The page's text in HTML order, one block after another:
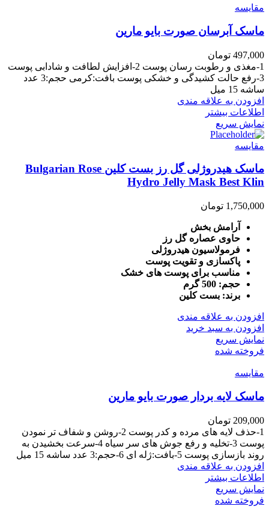
مقايسه
ماسک آبرسان صورت بایو مارین
497,000 تومان
1-مغذی و رطوبت رسان پوست 2-افزایش لطافت و شادابی پوست
3-رفع حالت کشیدگی و خشکی پوست بافت:کرمی حجم:3 عدد
ساشه 15 میل
افزودن به علاقه مندی
اطلاعات بیشتر
نمایش سریع
مقايسه
ماسک هیدروژلی گل رز بست کلین Bulgarian Rose
Hydro Jelly Mask Best Klin
1,750,000 تومان
آرامش بخش
حاوی عصاره گل رز
فرمولاسیون هیدروژلی
پاکسازی و تقویت پوست
مناسب برای پوست های خشک
حجم: 500 گرم
برند: بست کلین
افزودن به علاقه مندی
افزودن به سبد خرید
نمایش سریع
فروخته شده
مقايسه
ماسک لایه بردار صورت بایو مارین
209,000 تومان
1-حذف لایه های مرده و کدر پوست 2-روشن و شفاف تر نمودن
پوست 3-تخلیه و رفع جوش های سر سیاه 4-سرعت بخشیدن به
روند بازسازی پوست 5-بافت:ژله ای 6-حجم:3 عدد ساشه 15 میل
افزودن به علاقه مندی
اطلاعات بیشتر
نمایش سریع
فروخته شده